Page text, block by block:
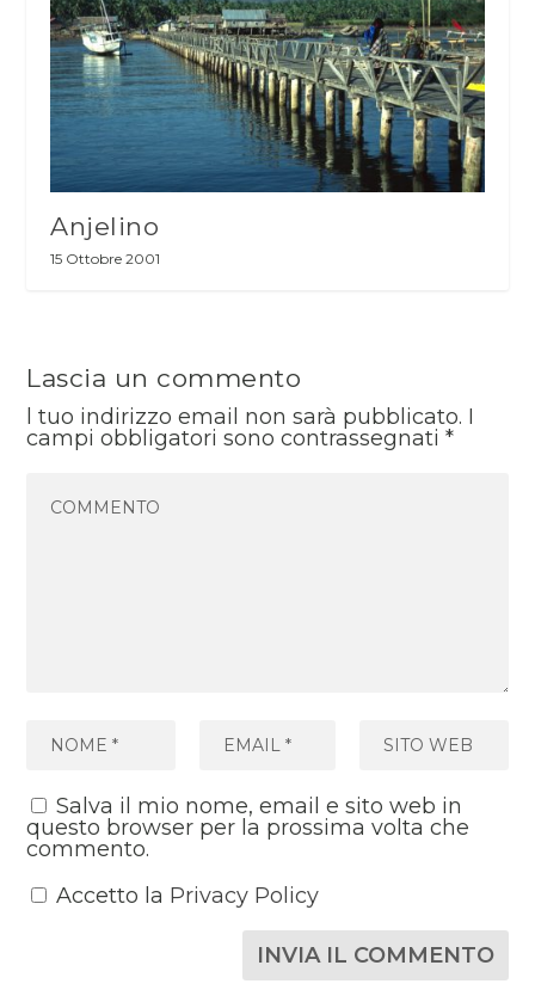
Anjelino
15 Ottobre 2001
Lascia un commento
l tuo indirizzo email non sarà pubblicato. I
campi obbligatori sono contrassegnati*
Salva il mio nome, email e sito web in
questo browser per la prossima volta che
commento.
Accetto la Privacy Policy